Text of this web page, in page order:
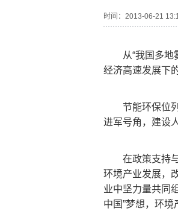
时间：2013-06-21
从“我国多地
经济高速发展下
节能环保位
进军号角，建设
在政策支持
环境产业发展，
业中坚力量共同
中国”梦想，环境